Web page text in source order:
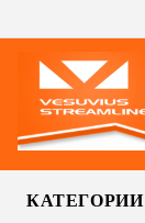
КАТЕГОРИИ